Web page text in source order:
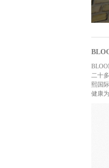
二十
熙国
健康